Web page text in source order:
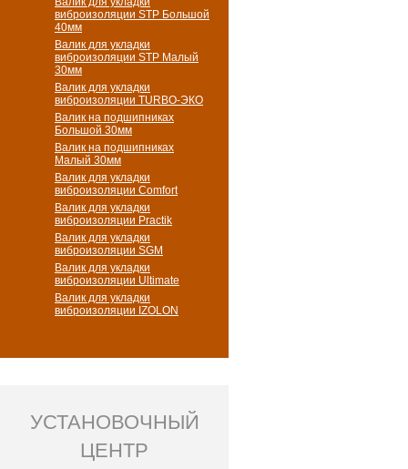
виброизоляции STP Большой
40мм
Валик для укладки
виброизоляции STP Малый
30мм
Валик для укладки
виброизоляции TURBO-ЭКО
Валик на подшипниках
Большой 30мм
Валик на подшипниках
Малый 30мм
Валик для укладки
виброизоляции Comfort
Валик для укладки
виброизоляции Practik
Валик для укладки
виброизоляции SGM
Валик для укладки
виброизоляции Ultimate
Валик для укладки
виброизоляции IZOLON
УСТАНОВОЧНЫЙ
ЦЕНТР